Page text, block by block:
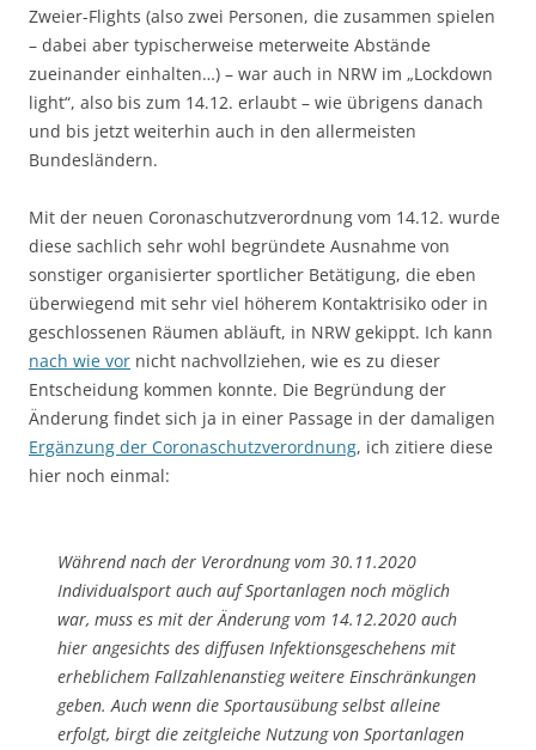
Zweier-Flights (also zwei Personen, die zusammen spielen
– dabei aber typischerweise meterweite Abstände
zueinander einhalten…) – war auch in NRW im „Lockdown
light“, also bis zum 14.12. erlaubt – wie übrigens danach
und bis jetzt weiterhin auch in den allermeisten
Bundesländern.
Mit der neuen Coronaschutzverordnung vom 14.12. wurde
diese sachlich sehr wohl begründete Ausnahme von
sonstiger organisierter sportlicher Betätigung, die eben
überwiegend mit sehr viel höherem Kontaktrisiko oder in
geschlossenen Räumen abläuft, in NRW gekippt. Ich kann
nach wie vor nicht nachvollziehen, wie es zu dieser
Entscheidung kommen konnte. Die Begründung der
Änderung findet sich ja in einer Passage in der damaligen
Ergänzung der Coronaschutzverordnung, ich zitiere diese
hier noch einmal:
Während nach der Verordnung vom 30.11.2020
Individualsport auch auf Sportanlagen noch möglich
war, muss es mit der Änderung vom 14.12.2020 auch
hier angesichts des diffusen Infektionsgeschehens mit
erheblichem Fallzahlenanstieg weitere Einschränkungen
geben. Auch wenn die Sportausübung selbst alleine
erfolgt, birgt die zeitgleiche Nutzung von Sportanlagen